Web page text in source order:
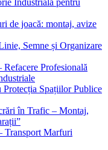
Industrială pentru
de joacă: montaj, avize
Semne și Organizare
Profesională
Protecția Spațiilor Publice
în Trafic – Montaj,
Transport Marfuri